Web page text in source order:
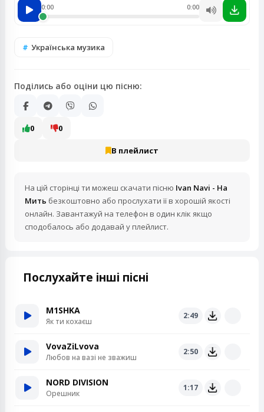
0:00 0:00
Українська музика
Поділись або оціни цю пісню:
0 0
В плейлист
На цій сторінці ти можеш скачати пісню Ivan Navi - На
Мить безкоштовно або прослухати її в хорошій якості
онлайн. Завантажуй на телефон в один клік якщо
сподобалось або додавай у плейлист.
Послухайте інші пісні
M1SHKA
Як ти кохаєш
2:49
VovaZiLvova
Любов на вазі не зважиш
2:50
NORD DIVISION
Орешник
1:17